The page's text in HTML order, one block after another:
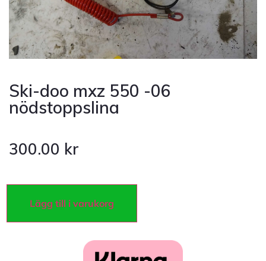
Ski-doo mxz 550 -06
nödstoppslina
300.00 kr
Lägg till i varukorg